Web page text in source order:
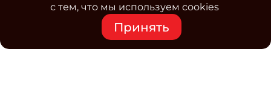
с тем, что мы используем cookies
Принять